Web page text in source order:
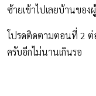
ซ้ายเข้าไปเลยบ้านขอ
โปรดติดตามตอนที่ 2 ต่
ครับอีกไม่นานเกินรอ